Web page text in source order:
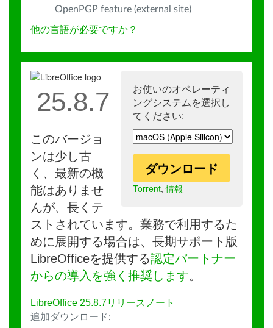
OpenPGP feature (external site)
他の言語が必要ですか？
お使いのオペレーティ
ングシステムを選択し
てください:
ダウンロード
Torrent,情報
25.8.7
このバージョ
ンは少し古
く、最新の機
能はありませ
んが、長くテ
ストされています。業務で利用するた
めに展開する場合は、長期サポート版
LibreOfficeを提供する認定パートナー
からの導入を強く推奨します。
LibreOffice 25.8.7リリースノート
追加ダウンロード: